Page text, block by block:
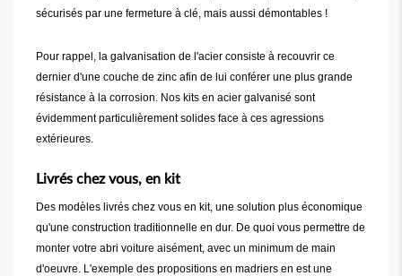
sécurisés par une fermeture à clé, mais aussi démontables !
Pour rappel, la galvanisation de l'acier consiste à recouvrir ce
dernier d'une couche de zinc afin de lui conférer une plus grande
résistance à la corrosion. Nos kits en acier galvanisé sont
évidemment particulièrement solides face à ces agressions
extérieures.
Livrés chez vous, en kit
Des modèles livrés chez vous en kit, une solution plus économique
qu'une construction traditionnelle en dur. De quoi vous permettre de
monter votre abri voiture aisément, avec un minimum de main
d'oeuvre. L'exemple des propositions en madriers en est une